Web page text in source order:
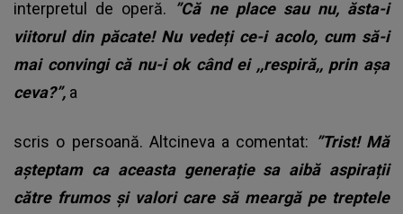
interpretul de operă.
”Că ne place sau nu, ăsta-i
viitorul din păcate! Nu vedeți ce-i acolo, cum să-i
mai convingi că nu-i ok când ei ,,respiră,, prin așa
ceva?”, a
scris o persoană. Altcineva a comentat: ”Trist! Mă
așteptam ca aceasta generație sa aibă aspirații
către frumos și valori care să meargă pe treptele